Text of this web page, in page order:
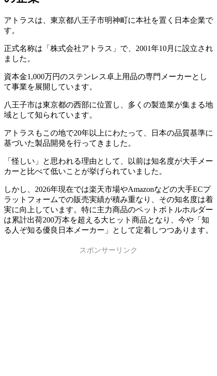
アトラスは、東京都八王子市明神町に本社を置く日本企業で
す。
正式名称は「株式会社アトラス」で、2001年10月に設立され
ました。
資本金1,000万円のステンレス卓上用品の専門メーカーとし
て事業を展開しています。
八王子市は東京都の西部に位置し、多くの製造業が集まる地
域として知られています。
アトラスもこの地で20年以上にわたって、日本の品質基準に
基づいた製品開発を行ってきました。
「怪しい」と思われる理由として、以前は知名度が大手メー
カーと比べて低いことが挙げられていました。
しかし、2026年現在では楽天市場やAmazonなどの大手ECプ
ラットフォームでの販売実績が積み重なり、その知名度は着
実に向上しています。特に主力商品のペットボトルホルダー
は累計出荷200万本を超える大ヒット商品となり、今や「知
る人ぞ知る優良日本メーカー」として定着しつつあります。
スポンサーリンク